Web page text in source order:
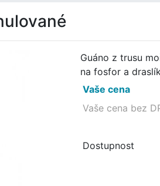
Guáno z trusu
na fosfor a
Vaše cena
Vaše cena bez
Dostupnost